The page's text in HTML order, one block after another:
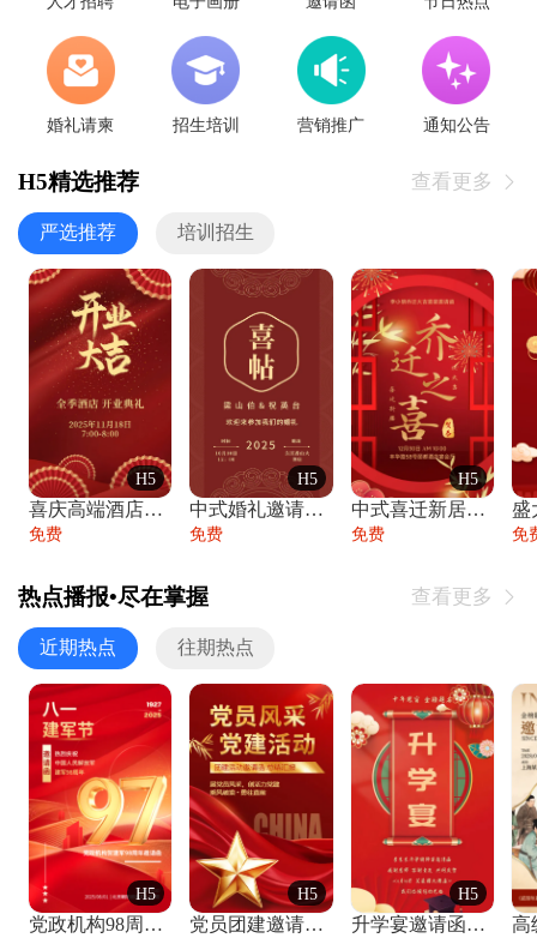
婚礼请柬 招生培训 营销推广 通知公告
H5精选推荐 查看更多 
严选推荐 培训招生
H5
喜庆高端酒店开业大吉邀请函
免费
H5
中式婚礼邀请函中国风传统复古婚礼请柬请帖
免费
H5
中式喜迁新居乔迁之喜邀请函宴会请帖
免费 免
热点播报•尽在掌握 查看更多 
近期热点 往期热点
H5
党政机构98周年八一建军节庆祝晚会活动邀
H5
党员团建邀请函党建活动风采党会工作汇报总
H5
升学宴邀请函喜报金榜题名高端谢师宴邀请函